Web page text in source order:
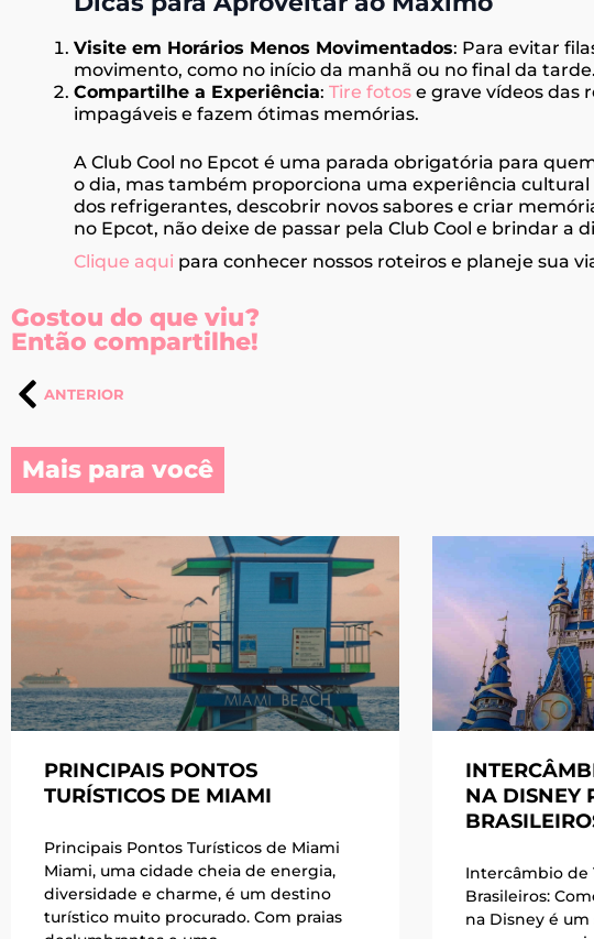
Visite em Horários Menos Movimentados: Para evitar
movimento, como no início da manhã ou no final da tarde.
Compartilhe a Experiência: Tire fotos e grave vídeos das
impagáveis e fazem ótimas memórias.
A Club Cool no Epcot é uma parada obrigatória para
o dia, mas também proporciona uma experiência
dos refrigerantes, descobrir novos sabores e criar
no Epcot, não deixe de passar pela Club Cool e brindar a
Clique aqui para conhecer nossos roteiros e planeje sua
Gostou do que viu?
Então compartilhe!
ANTERIOR
Mais para você
PRINCIPAIS PONTOS
TURÍSTICOS DE MIAMI
Principais Pontos Turísticos de Miami
Miami, uma cidade cheia de energia,
diversidade e charme, é um destino
turístico muito procurado. Com praias
NA DISNEY
Intercâmbio de
Brasileiros:
na Disney é